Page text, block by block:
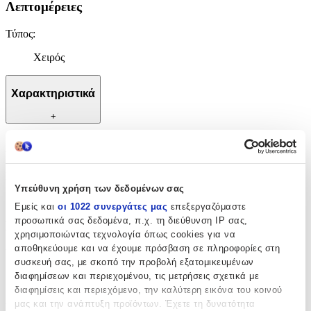
Υπεύθυνη χρήση των δεδομένων σας
Εμείς και οι 1022 συνεργάτες μας επεξεργαζόμαστε
προσωπικά σας δεδομένα, π.χ. τη διεύθυνση IP σας,
χρησιμοποιώντας τεχνολογία όπως cookies για να
αποθηκεύουμε και να έχουμε πρόσβαση σε πληροφορίες στη
συσκευή σας, με σκοπό την προβολή εξατομικευμένων
διαφημίσεων και περιεχομένου, τις μετρήσεις σχετικά με
διαφημίσεις και περιεχόμενο, την καλύτερη εικόνα του κοινού
μας και την ανάπτυξη προϊόντων. Έχετε τη δυνατότητα
Λεπτομέρειες
Τύπος:
Χειρός
Χαρακτηριστικά
+
Χαρακτηριστικά
Βασικά Χαρακτηριστικά
Υλικό:
Ατσάλι
Δίχρωμη: